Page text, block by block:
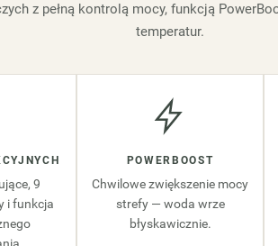
z pełną kontrolą mocy, funkcją
temperatur.
9
i funkcja
POWERBOOST
Chwilowe zwiększenie mocy
strefy — woda wrze
błyskawicznie.